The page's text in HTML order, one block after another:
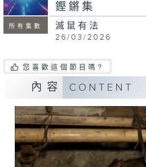
所有集數
鏗鏘集
滅鼠有法
26/03/2026
您喜歡這個節目嗎?
內容 CONTENT